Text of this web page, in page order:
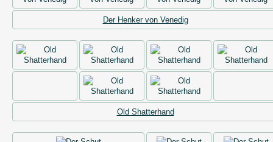
Der Henker von Venedig
Old Shatterhand